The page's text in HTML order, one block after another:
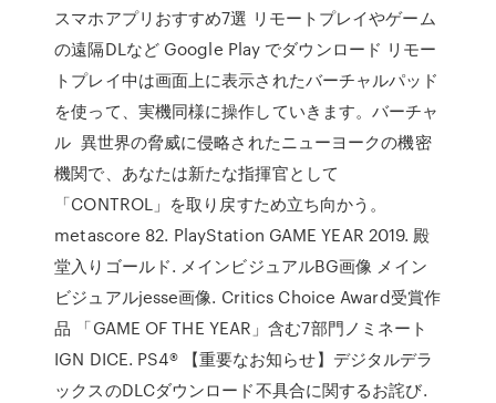
スマホアプリおすすめ7選 リモートプレイやゲーム
の遠隔DLなど Google Play でダウンロード リモー
トプレイ中は画面上に表示されたバーチャルパッド
を使って、実機同様に操作していきます。バーチャ
ル 異世界の脅威に侵略されたニューヨークの機密
機関で、あなたは新たな指揮官として
「CONTROL」を取り戻すため立ち向かう。
metascore 82. PlayStation GAME YEAR 2019. 殿
堂入りゴールド. メインビジュアルBG画像 メイン
ビジュアルjesse画像. Critics Choice Award受賞作
品 「GAME OF THE YEAR」含む7部門ノミネート
IGN DICE. PS4® 【重要なお知らせ】デジタルデラ
ックスのDLCダウンロード不具合に関するお詫び.